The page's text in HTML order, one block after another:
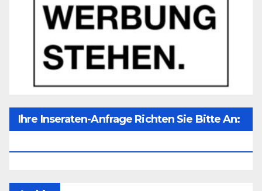
Ihre Inseraten-Anfrage Richten Sie Bitte An: